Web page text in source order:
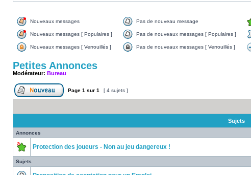
Nouveaux messages Pas de nouveau message
Nouveaux messages [ Populaires ] Pas de nouveaux messages [ Populaires ]
Nouveaux messages [ Verrouillés ] Pas de nouveaux messages [ Verrouillés ]
Petites Annonces
Modérateur: Bureau
Page 1 sur 1 [ 4 sujets ]
Sujets
Annonces
Protection des joueurs - Non au jeu dangereux !
Sujets